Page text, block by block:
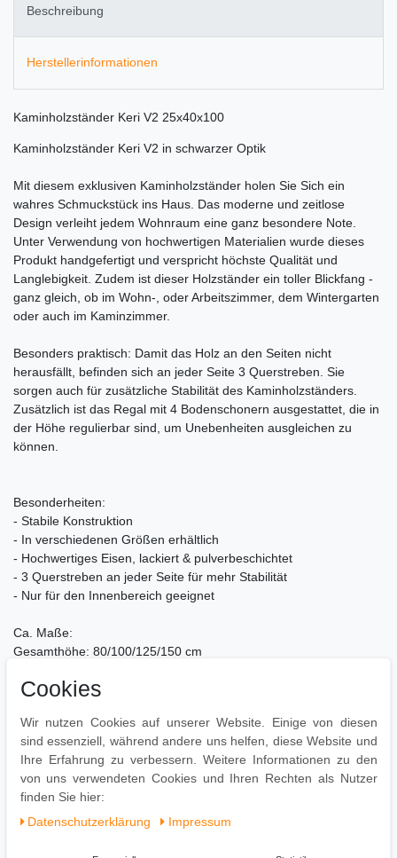
Beschreibung
Herstellerinformationen
Kaminholzständer Keri V2 25x40x100
Kaminholzständer Keri V2 in schwarzer Optik
Mit diesem exklusiven Kaminholzständer holen Sie Sich ein
wahres Schmuckstück ins Haus. Das moderne und zeitlose
Design verleiht jedem Wohnraum eine ganz besondere Note.
Unter Verwendung von hochwertigen Materialien wurde dieses
Produkt handgefertigt und verspricht höchste Qualität und
Langlebigkeit. Zudem ist dieser Holzständer ein toller Blickfang -
ganz gleich, ob im Wohn-, oder Arbeitszimmer, dem Wintergarten
oder auch im Kaminzimmer.
Besonders praktisch: Damit das Holz an den Seiten nicht
herausfällt, befinden sich an jeder Seite 3 Querstreben. Sie
sorgen auch für zusätzliche Stabilität des Kaminholzständers.
Zusätzlich ist das Regal mit 4 Bodenschonern ausgestattet, die in
der Höhe regulierbar sind, um Unebenheiten ausgleichen zu
können.
Besonderheiten:
- Stabile Konstruktion
- In verschiedenen Größen erhältlich
- Hochwertiges Eisen, lackiert & pulverbeschichtet
- 3 Querstreben an jeder Seite für mehr Stabilität
- Nur für den Innenbereich geeignet
Ca. Maße:
Gesamthöhe: 80/100/125/150 cm
Gesamttiefe: 25 cm
Holzablagefläche
Höhe: 72/92/118/142 cm
Breite: 32/52/72/92 cm
Tiefe: 25 cm
Cookies
Wir nutzen Cookies auf unserer Website. Einige von diesen
sind essenziell, während andere uns helfen, diese Website und
Ihre Erfahrung zu verbessern. Weitere Informationen zu den
von uns verwendeten Cookies und Ihren Rechten als Nutzer
finden Sie hier:
Daten­schutz­erklärung
Impressum